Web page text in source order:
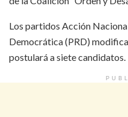
Los partidos Acción
Democrática (PRD)
postulará a siete candidatos.